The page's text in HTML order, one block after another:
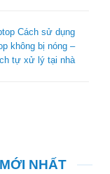
Cách sử dụng
không bị nóng –
tự xử lý tại nhà
NHẤT